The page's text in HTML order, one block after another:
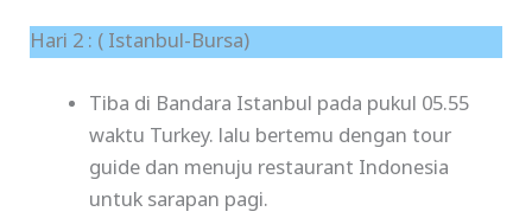
Hari 2 : ( Istanbul-Bursa)
Tiba di Bandara Istanbul pada pukul 05.55
waktu Turkey. lalu bertemu dengan tour
guide dan menuju restaurant Indonesia
untuk sarapan pagi.